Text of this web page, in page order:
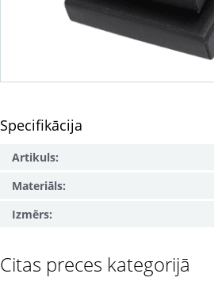
Specifikācija
Artikuls:
Materiāls:
Izmērs:
Citas preces kategorijā